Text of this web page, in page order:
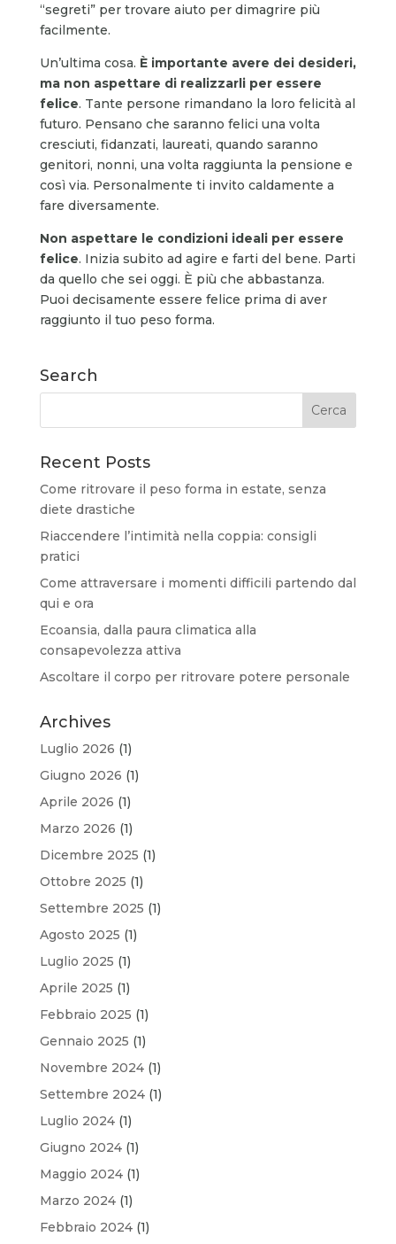
“segreti” per trovare aiuto per dimagrire più
facilmente.
Un’ultima cosa. È importante avere dei desideri,
ma non aspettare di realizzarli per essere
felice. Tante persone rimandano la loro felicità al
futuro. Pensano che saranno felici una volta
cresciuti, fidanzati, laureati, quando saranno
genitori, nonni, una volta raggiunta la pensione e
così via. Personalmente ti invito caldamente a
fare diversamente.
Non aspettare le condizioni ideali per essere
felice. Inizia subito ad agire e farti del bene. Parti
da quello che sei oggi. È più che abbastanza.
Puoi decisamente essere felice prima di aver
raggiunto il tuo peso forma.
Search
Recent Posts
Come ritrovare il peso forma in estate, senza
diete drastiche
Riaccendere l’intimità nella coppia: consigli
pratici
Come attraversare i momenti difficili partendo dal
qui e ora
Ecoansia, dalla paura climatica alla
consapevolezza attiva
Ascoltare il corpo per ritrovare potere personale
Archives
Luglio 2026 (1)
Giugno 2026 (1)
Aprile 2026 (1)
Marzo 2026 (1)
Dicembre 2025 (1)
Ottobre 2025 (1)
Settembre 2025 (1)
Agosto 2025 (1)
Luglio 2025 (1)
Aprile 2025 (1)
Febbraio 2025 (1)
Gennaio 2025 (1)
Novembre 2024(1)
Settembre 2024(1)
Luglio 2024(1)
Giugno 2024(1)
Maggio 2024(1)
Marzo 2024(1)
Febbraio 2024(1)